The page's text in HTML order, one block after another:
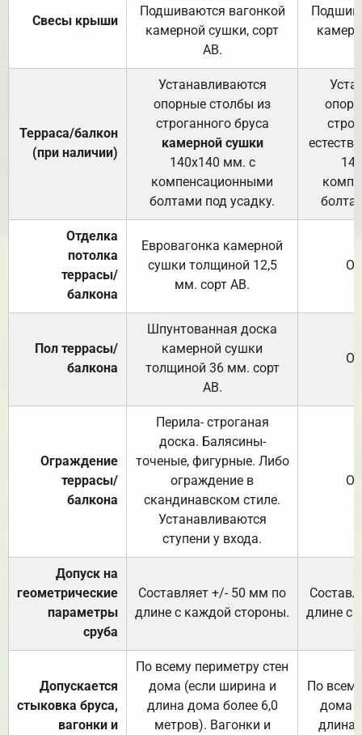
Свесы крыши
Подшиваются вагонкой
камерной сушки, сорт
АВ.
Терраса/балкон
(при наличии)
Устанавливаются
опорные столбы из
строганного бруса
камерной сушки
140х140 мм. с
компенсационными
болтами под усадку.
Отделка
потолка
террасы/
балкона
Евровагонка камерной
сушки толщиной 12,5
мм. сорт АВ.
Пол террасы/
балкона
Шпунтованная доска
камерной сушки
толщиной 36 мм. сорт
АВ.
Ограждение
террасы/
балкона
Перила- строганая
доска. Балясины-
точеные, фигурные. Либо
ограждение в
скандинавском стиле.
Устанавливаются
ступени у входа.
Допуск на
геометрические
параметры
сруба
Составляет +/- 50 мм по
длине с каждой стороны.
длине с
Допускается
стыковка бруса,
вагонки и
По всему периметру стен
дома (если ширина и
длина дома более 6,0
метров). Вагонки и
По
дома
длина